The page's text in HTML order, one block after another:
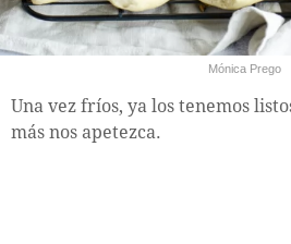
Mónica Prego
Una vez fríos, ya los tenemos
más nos apetezca.